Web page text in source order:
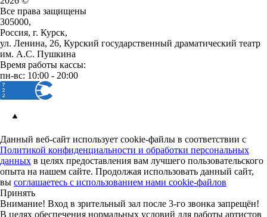
Все права защищены
305000,
Россия, г. Курск,
ул. Ленина, 26, Курский государственный драматический театр
им. А.С. Пушкина
Время работы кассы:
пн-вс: 10:00 - 20:00
Данный веб-сайт использует cookie-файлы в соответствии с
Политикой конфиденциальности и обработки персональных
данных в целях предоставления вам лучшего пользовательского
опыта на нашем сайте. Продолжая использовать данный сайт,
вы соглашаетесь с использованием нами cookie-файлов
Принять
Внимание! Вход в зрительный зал после 3-го звонка запрещён!
В целях обеспечения нормальных условий для работы артистов